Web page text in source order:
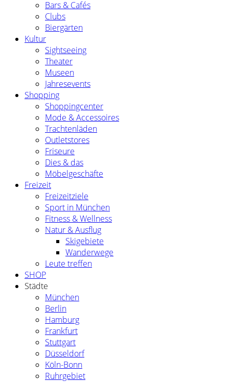
Bars & Cafés
Clubs
Biergärten
Kultur
Sightseeing
Theater
Museen
Jahresevents
Shopping
Shoppingcenter
Mode & Accessoires
Trachtenläden
Outletstores
Friseure
Dies & das
Möbelgeschäfte
Freizeit
Freizeitziele
Sport in München
Fitness & Wellness
Natur & Ausflug
Skigebiete
Wanderwege
Leute treffen
SHOP
Städte
München
Berlin
Hamburg
Frankfurt
Stuttgart
Düsseldorf
Köln-Bonn
Ruhrgebiet